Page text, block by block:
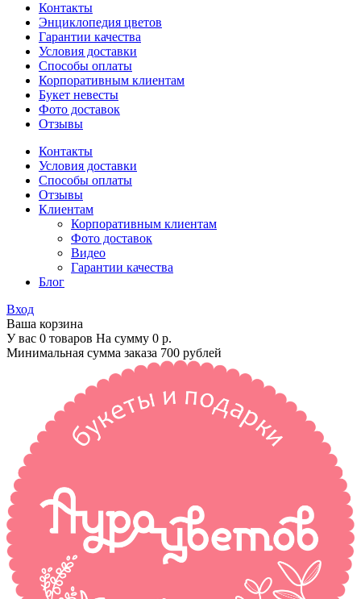
Контакты
Энциклопедия цветов
Гарантии качества
Условия доставки
Способы оплаты
Корпоративным клиентам
Букет невесты
Фото доставок
Отзывы
Контакты
Условия доставки
Способы оплаты
Отзывы
Клиентам
Корпоративным клиентам
Фото доставок
Видео
Гарантии качества
Блог
Вход
Ваша корзина
У вас 0 товаров На сумму 0 р.
Минимальная сумма заказа 700 рублей